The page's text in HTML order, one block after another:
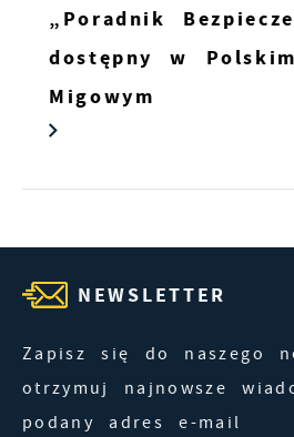
„Poradnik
dostępny w
Migowym
NEWSLETTER
Zapisz się do naszego
otrzymuj najnowsze
podany adres e-mail